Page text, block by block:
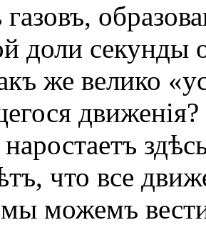
доли секунды
же велико
что все
можемъ